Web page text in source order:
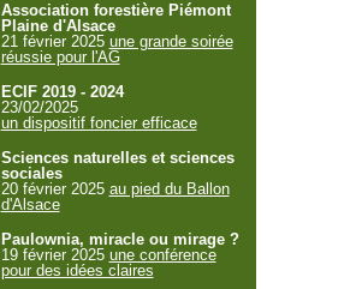
Association forestière Piémont
Plaine d'Alsace
21 février 2025 une grande soirée
réussie pour l'AG
ECIF 2019 - 2024
23/02/2025
un dispositif foncier efficace
Sciences naturelles et sciences
sociales
20 février 2025 au pied du Ballon
d'Alsace
Paulownia, miracle ou mirage ?
19 février 2025 une conférence
pour des idées claires